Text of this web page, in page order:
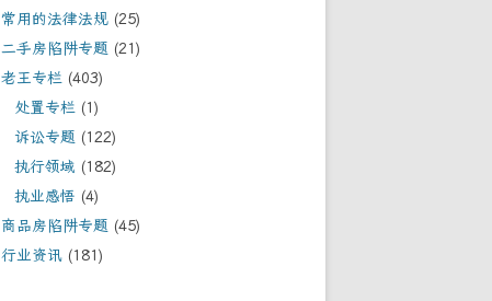
常用的法律法规 (25)
二手房陷阱专题 (21)
老王专栏 (403)
处置专栏 (1)
诉讼专题 (122)
执行领域 (182)
执业感悟 (4)
商品房陷阱专题 (45)
行业资讯 (181)